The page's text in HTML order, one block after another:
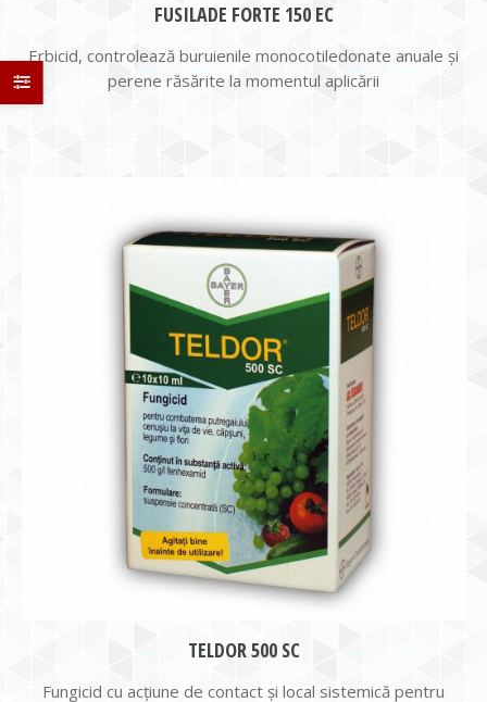
FUSILADE FORTE 150 EC
Erbicid, controlează buruienile monocotiledonate anuale şi
perene răsărite la momentul aplicării
TELDOR 500 SC
Fungicid cu acţiune de contact şi local sistemică pentru